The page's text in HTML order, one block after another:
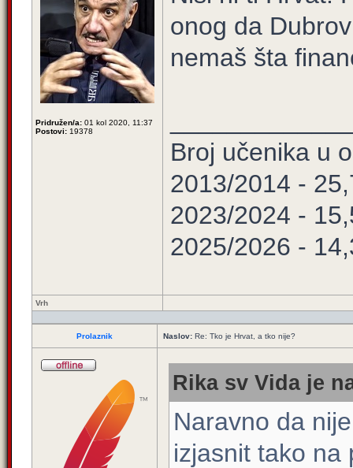
Pridružen/a: 01 kol 2020, 11:37
Postovi: 19378
onog da
nemaš šta
Broj učenika u
2013/2014 -
2023/2024 -
2025/2026 -
Vrh
Prolaznik Naslov: Re: Tko je Hrvat, a tko nije?
Rika sv Vida je
Naravno da
izjasnit tako na